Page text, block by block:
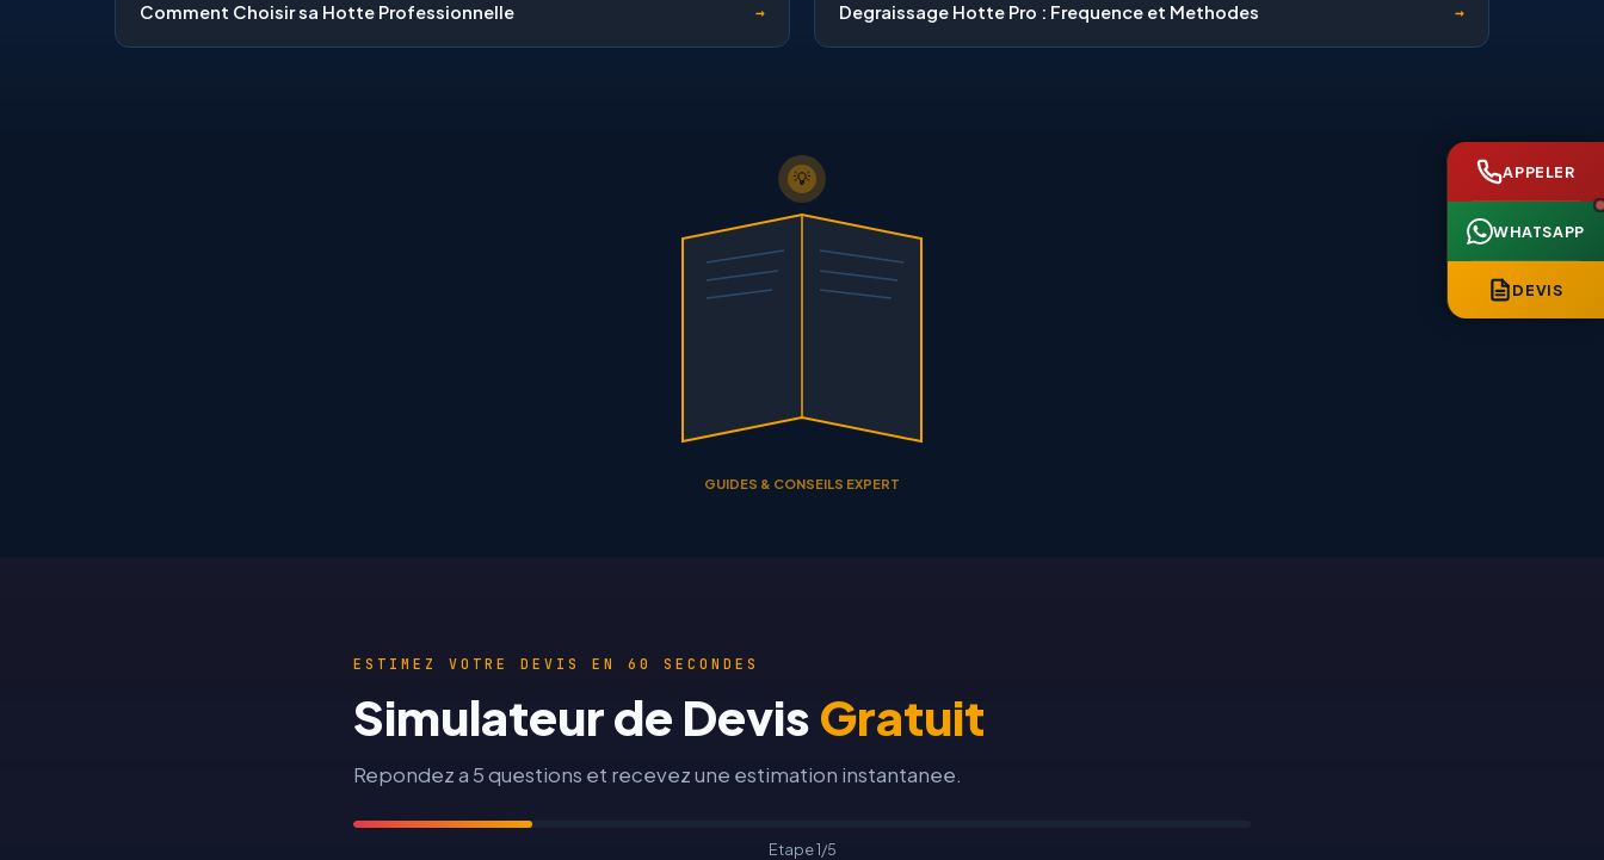
Comment Choisir sa Hotte Professionnelle → Degraissage Hotte Pro : Frequence et Methodes →
💡
GUIDES & CONSEILS EXPERT
ESTIMEZ VOTRE DEVIS EN 60 SECONDES
Simulateur de DevisGratuit
Repondez a 5 questions et recevez une estimation instantanee.
Etape 1/5
APPELER
WHATSAPP
DEVIS